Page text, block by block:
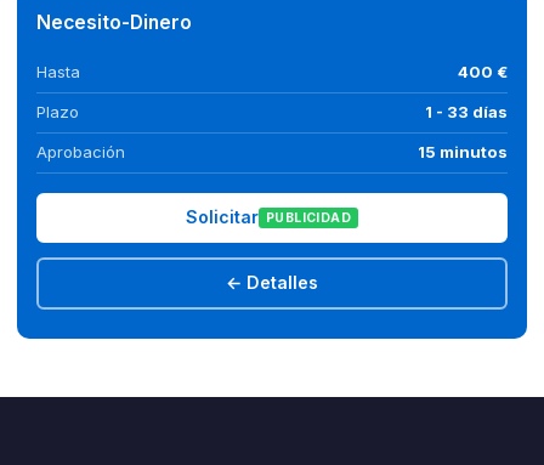
Necesito-Dinero
Hasta 400 €
Plazo 1 - 33 días
Aprobación 15 minutos
Solicitar PUBLICIDAD
← Detalles